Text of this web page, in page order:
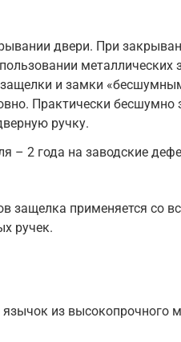
двери. При
металлических
и замки
Практически бесшумно
ручку.
– 2 года на заводские
защелка применяется со
ручек.
язычок из высокопрочного